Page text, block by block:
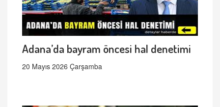
Adana’da bayram öncesi hal denetimi
20 Mayıs 2026 Çarşamba